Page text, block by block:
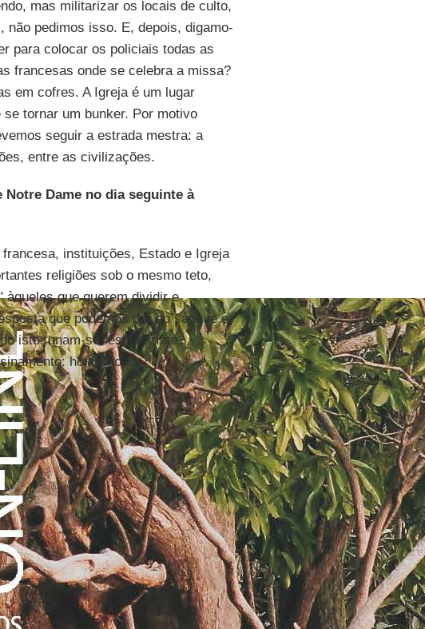
mas militarizar os locais de culto,
pedimos isso. E, depois, digamo-
para colocar os policiais todas as
francesas onde se celebra a missa?
em cofres. A Igreja é um lugar
tornar um bunker. Por motivo
seguir a estrada mestra: a
entre as civilizações.
Dame no dia seguinte à
instituições, Estado e Igreja
religiões sob o mesmo teto,
àqueles que querem dividir e
que podemos dar ao sangue e
isto: unam-se, escutem-se,
honremo-lo.